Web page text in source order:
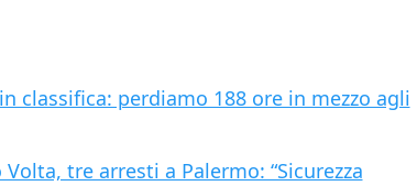
classifica: perdiamo 188 ore in mezzo agli
tre arresti a Palermo: “Sicurezza